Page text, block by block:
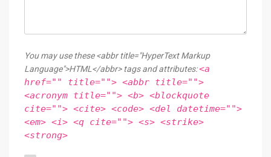
You may use these <abbr title="HyperText Markup
Language">HTML</abbr> tags and attributes:<a
href="" title=""> <abbr title="">
<acronym title=""> <b> <blockquote
cite=""> <cite> <code> <del datetime="">
<em> <i> <q cite=""> <s> <strike>
<strong>